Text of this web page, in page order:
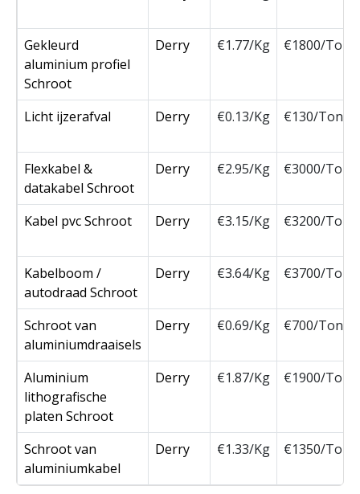
Gekleurd
aluminium profiel
Schroot
Derry €1.77/Kg €1800/Ton
Licht ijzerafval Derry €0.13/Kg €130/Ton
Flexkabel &
datakabel Schroot
Derry €2.95/Kg €3000/Ton
Kabel pvc Schroot Derry €3.15/Kg €3200/Ton
Kabelboom /
autodraad Schroot
Derry €3.64/Kg €3700/Ton
Schroot van
aluminiumdraaisels
Derry €0.69/Kg €700/Ton
Aluminium
lithografische
platen Schroot
Derry €1.87/Kg €1900/Ton
Schroot van
aluminiumkabel
Derry €1.33/Kg €1350/Ton